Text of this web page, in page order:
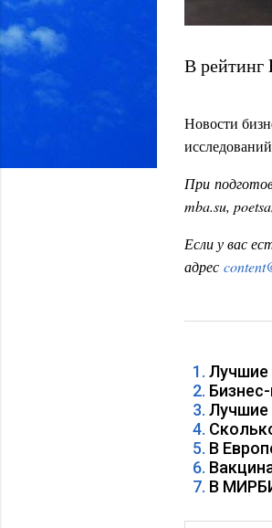
В рейтинг
Новости
При
mba.su,
Если у вас
адрес
Лучшие
Лучшие
В
В